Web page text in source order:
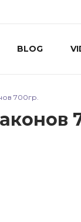
BLOG
700гр.